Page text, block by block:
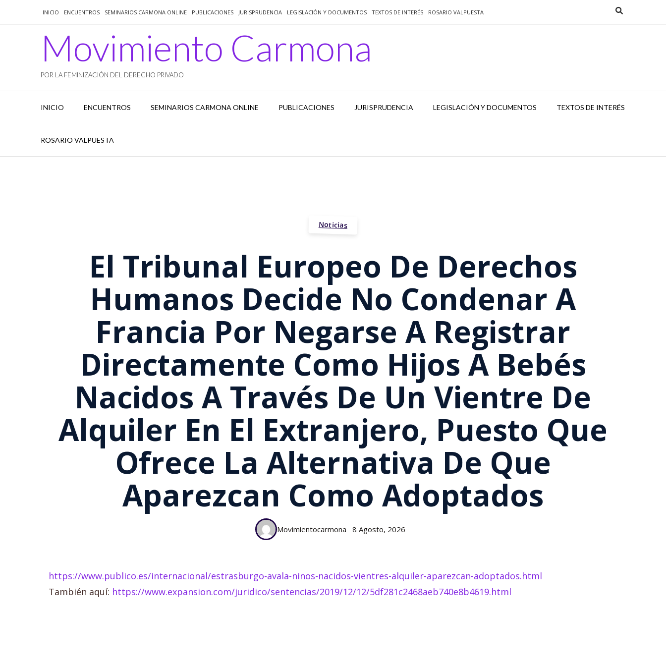
INICIO ENCUENTROS SEMINARIOS CARMONA ONLINE PUBLICACIONES JURISPRUDENCIA LEGISLACIÓN Y DOCUMENTOS TEXTOS DE INTERÉS ROSARIO VALPUESTA
Movimiento Carmona
POR LA FEMINIZACIÓN DEL DERECHO PRIVADO
INICIO ENCUENTROS SEMINARIOS CARMONA ONLINE PUBLICACIONES JURISPRUDENCIA LEGISLACIÓN Y DOCUMENTOS TEXTOS DE INTERÉS
ROSARIO VALPUESTA
Noticias
El Tribunal Europeo De Derechos
Humanos Decide No Condenar A
Francia Por Negarse A Registrar
Directamente Como Hijos A Bebés
Nacidos A Través De Un Vientre De
Alquiler En El Extranjero, Puesto Que
Ofrece La Alternativa De Que
Aparezcan Como Adoptados
Movimientocarmona 8 Agosto, 2026
https://www.publico.es/internacional/estrasburgo-avala-ninos-nacidos-vientres-alquiler-aparezcan-adoptados.html
También aquí: https://www.expansion.com/juridico/sentencias/2019/12/12/5df281c2468aeb740e8b4619.html